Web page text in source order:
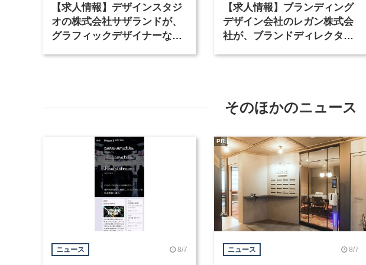
【求人情報】デザインスタジ
オの株式会社サザランドが、
グラフィックデザイナーなど2
【求人情報】ブランディング
デザイン会社のレガン株式会
社が、ブランドディレクター
そのほかのニュース
ニュース 8/7 ニュース 8/7
PR